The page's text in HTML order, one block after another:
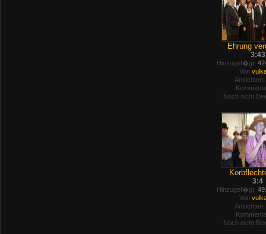
Ehrung
3:43
Hinzugef�gt:
Von
Ansichten:
Noch nicht
3:4
Hinzugef�gt:
Von
Ansichten:
Noch nicht